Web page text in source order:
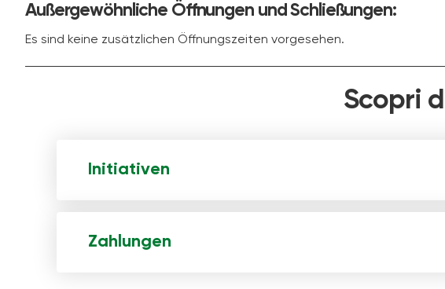
Außergewöhnliche Öffnungen und Schließungen:
Es sind keine zusätzlichen Öffnungszeiten vorgesehen.
Scopri
Initiativen
Zahlungen